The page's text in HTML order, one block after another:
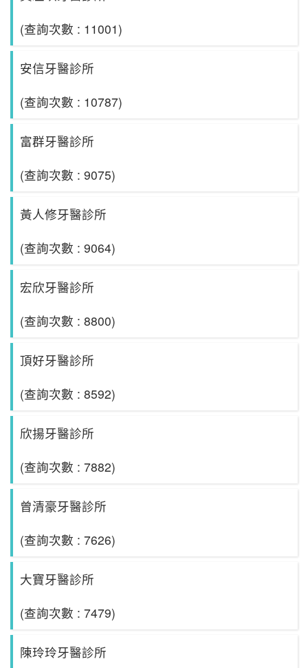
(查詢次數 : 11001)
安信牙醫診所
(查詢次數 : 10787)
富群牙醫診所
(查詢次數 : 9075)
黃人修牙醫診所
(查詢次數 : 9064)
宏欣牙醫診所
(查詢次數 : 8800)
頂好牙醫診所
(查詢次數 : 8592)
欣揚牙醫診所
(查詢次數 : 7882)
曾清豪牙醫診所
(查詢次數 : 7626)
大寶牙醫診所
(查詢次數 : 7479)
陳玲玲牙醫診所